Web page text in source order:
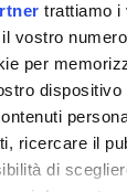
trattiamo i
vostro
per
dispositivo
ricercare il
di